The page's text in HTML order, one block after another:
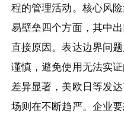
程的管理活动。核心风
易壁垒四个方面，其中
直接原因。表达边界问
谨慎，避免使用无法实
差异显著，美欧日等发
场则在不断趋严。企业